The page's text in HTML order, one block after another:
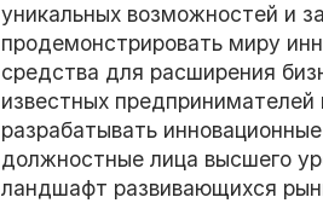
уникальных возможностей и
продемонстрировать миру
средства для расширения
известных
разрабатывать
должностные лица высшего
ландшафт развивающихся